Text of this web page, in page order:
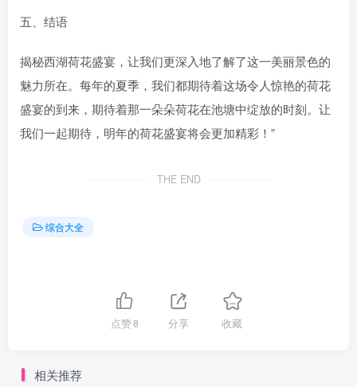
五、结语
揭秘西湖荷花盛宴，让我们更深入地了解了这一美丽景色的
魅力所在。每年的夏季，我们都期待着这场令人惊艳的荷花
盛宴的到来，期待着那一朵朵荷花在池塘中绽放的时刻。让
我们一起期待，明年的荷花盛宴将会更加精彩！”
THE END
综合大全
点赞8 分享 收藏
相关推荐